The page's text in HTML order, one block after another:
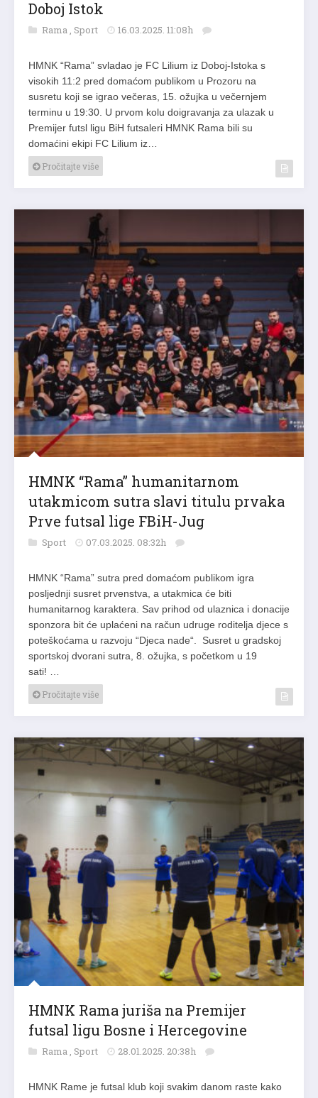
Doboj Istok
Rama , Sport 16.03.2025. 11:08h
HMNK “Rama” svladao je FC Lilium iz Doboj-Istoka s
visokih 11:2 pred domaćom publikom u Prozoru na
susretu koji se igrao večeras, 15. ožujka u večernjem
terminu u 19:30. U prvom kolu doigravanja za ulazak u
Premijer futsl ligu BiH futsaleri HMNK Rama bili su
domaćini ekipi FC Lilium iz…
Pročitajte više
HMNK “Rama” humanitarnom
utakmicom sutra slavi titulu prvaka
Prve futsal lige FBiH-Jug
Sport 07.03.2025. 08:32h
HMNK “Rama” sutra pred domaćom publikom igra
posljednji susret prvenstva, a utakmica će biti
humanitarnog karaktera. Sav prihod od ulaznica i donacije
sponzora bit će uplaćeni na račun udruge roditelja djece s
poteškoćama u razvoju “Djeca nade“. Susret u gradskoj
sportskoj dvorani sutra, 8. ožujka, s početkom u 19
sati! …
Pročitajte više
HMNK Rama juriša na Premijer
futsal ligu Bosne i Hercegovine
Rama , Sport 28.01.2025. 20:38h
HMNK Rame je futsal klub koji svakim danom raste kako